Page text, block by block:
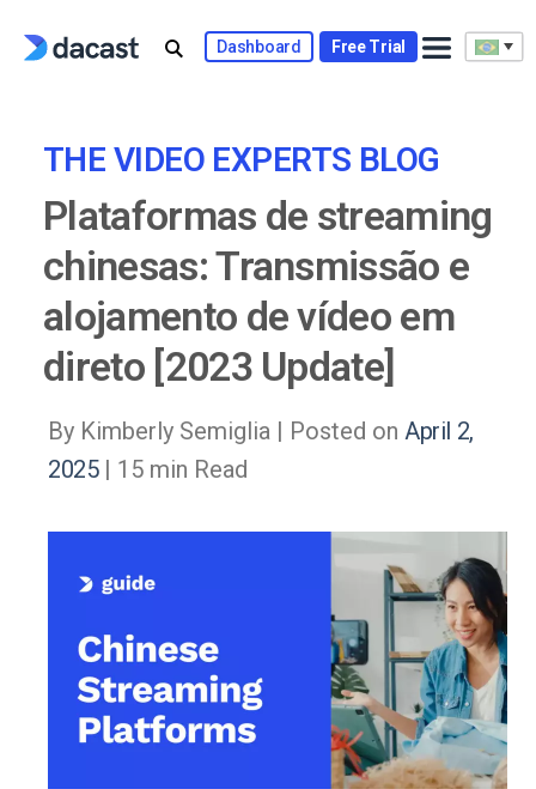
Dashboard Free Trial
THE VIDEO EXPERTS BLOG
Plataformas de streaming
chinesas: Transmissão e
alojamento de vídeo em
direto [2023 Update]
By Kimberly Semiglia | Posted on April 2,
2025| 15 min Read